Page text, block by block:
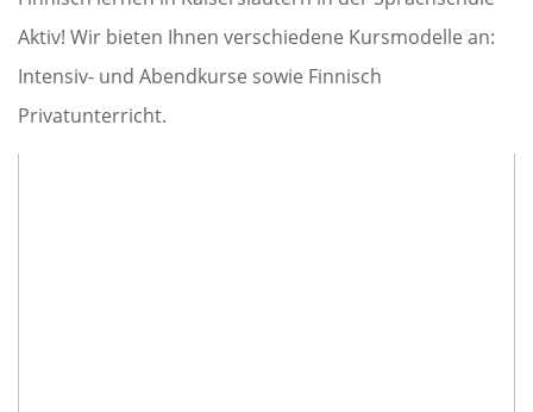
Aktiv! Wir bieten Ihnen verschiedene Kursmodelle an:
Intensiv- und Abendkurse sowie Finnisch
Privatunterricht.